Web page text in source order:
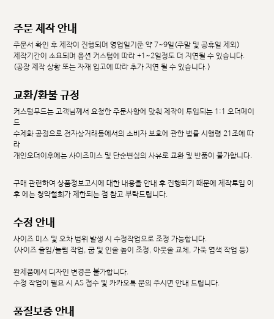
주문 제작 안내
주문서 확인 후 제작이 진행되며 영업일기준 약 7~9일(주말 및 공휴일 제외)
제작기간이 소요되며 옵션 커스텀에 따라 +1~2일정도 더 지연될 수 있습니다.
(공장 제작 상황 또는 자재 입고에 따라 추가 지연 될 수 있습니다.)
교환/환불 규정
커스텀무드는 고객님께서 요청한 주문사항에 맞춰 제작이 투입되는 1:1 오더메이
드
수제화 공정으로 전자상거래등에서의 소비자 보호에 관한 법률 시행령 21조에 따
라
개인오더이후에는 사이즈미스 및 단순변심의 사유로 교환 및 반품이 불가합니다.
구매 관련하여 상품정보고시에 대한 내용을 안내 후 진행되기 때문에 제작투입 이
후 에는 청약철회가 제한되는 점 참고 부탁드립니다.
수정 안내
사이즈 미스 및 오차 범위 발생 시 수정작업으로 조정 가능합니다.
(사이즈 줄임/늘림 작업, 굽 및 인솔 높이 조정, 아웃솔 교체, 가죽 염색 작업 등)
완제품에서 디자인 변경은 불가합니다.
수정 작업이 필요 시 AS 접수 및 카카오톡 문의 주시면 안내 드립니다.
품질보증 안내